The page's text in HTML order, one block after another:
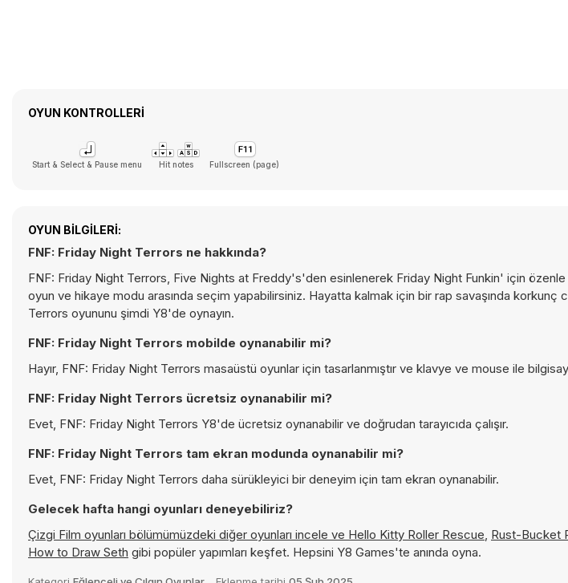
OYUN KONTROLLERI
Start & Select & Pause menu Hit notes Fullscreen (page)
OYUN BILGILERI:
FNF: Friday Night Terrors ne hakkında?
FNF: Friday Night Terrors, Five Nights at Freddy's'den esinlenerek Friday Night Funkin' için özenle
oyun ve hikaye modu arasında seçim yapabilirsiniz. Hayatta kalmak için bir rap savaşında korkunç
Terrors oyununu şimdi Y8'de oynayın.
FNF: Friday Night Terrors mobilde oynanabilir mi?
Hayır, FNF: Friday Night Terrors masaüstü oyunlar için tasarlanmıştır ve klavye ve mouse ile
FNF: Friday Night Terrors ücretsiz oynanabilir mi?
Evet, FNF: Friday Night Terrors Y8'de ücretsiz oynanabilir ve doğrudan tarayıcıda çalışır.
FNF: Friday Night Terrors tam ekran modunda oynanabilir mi?
Evet, FNF: Friday Night Terrors daha sürükleyici bir deneyim için tam ekran oynanabilir.
Gelecek hafta hangi oyunları deneyebiliriz?
Çizgi Film oyunları bölümümüzdeki diğer oyunları incele ve Hello Kitty Roller Rescue, Rust-Bucket
How to Draw Seth gibi popüler yapımları keşfet. Hepsini Y8 Games'te anında oyna.